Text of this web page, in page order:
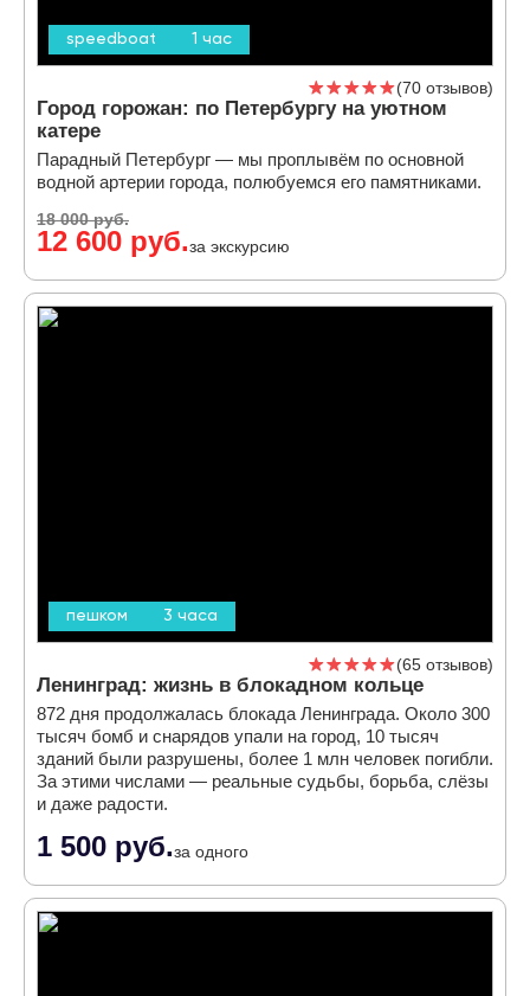
speedboat 1 час
70 отзывов
Город горожан: по Петербургу на уютном
катере
Парадный Петербург — мы проплывём по основной
водной артерии города, полюбуемся его памятниками.
18 000 руб.
12 600 руб.за экскурсию
пешком 3 часа
65 отзывов
Ленинград: жизнь в блокадном кольце
872 дня продолжалась блокада Ленинграда. Около 300
тысяч бомб и снарядов упали на город, 10 тысяч
зданий были разрушены, более 1 млн человек погибли.
За этими числами — реальные судьбы, борьба, слёзы
и даже радости.
1 500 руб.за одного